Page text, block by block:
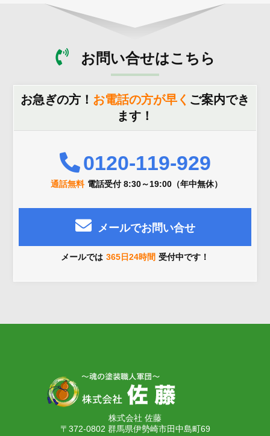
お問い合せはこちら
お急ぎの方！ お電話の方が早く ご案内でき
ます！
0120-119-929
通話無料 電話受付 8:30～19:00（年中無休）
メールでお問い合せ
メールでは 365日24時間 受付中です！
株式会社 佐藤
〒372-0802 群馬県伊勢崎市田中島町69